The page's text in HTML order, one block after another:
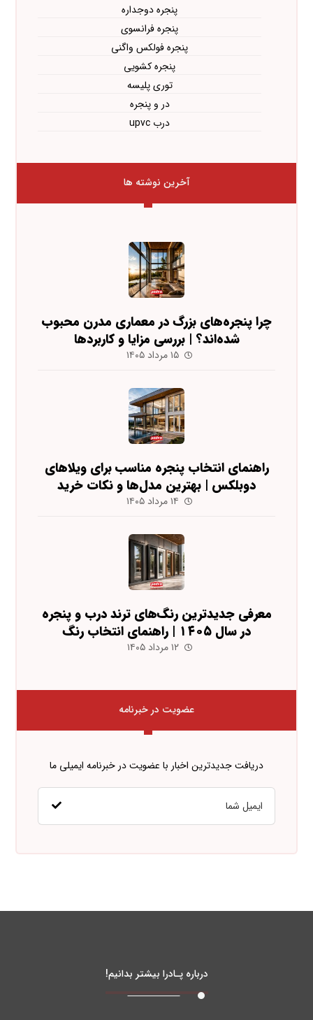
پنجره دوجداره
پنجره فرانسوی
پنجره فولکس واگنی
پنجره کشویی
توری پلیسه
در و پنجره
درب upvc
آخرین نوشته ها
چرا پنجره‌های بزرگ در معماری مدرن محبوب
شده‌اند؟ | بررسی مزایا و کاربردها
۱۵ مرداد ۱۴۰۵
راهنمای انتخاب پنجره مناسب برای ویلاهای
دوبلکس | بهترین مدل‌ها و نکات خرید
۱۴ مرداد ۱۴۰۵
معرفی جدیدترین رنگ‌های ترند درب و پنجره
در سال ۱۴۰۵ | راهنمای انتخاب رنگ
۱۲ مرداد ۱۴۰۵
عضویت در خبرنامه
دریافت جدیدترین اخبار با عضویت در خبرنامه ایمیلی ما
درباره پـادرا بیشتر بدانیم!